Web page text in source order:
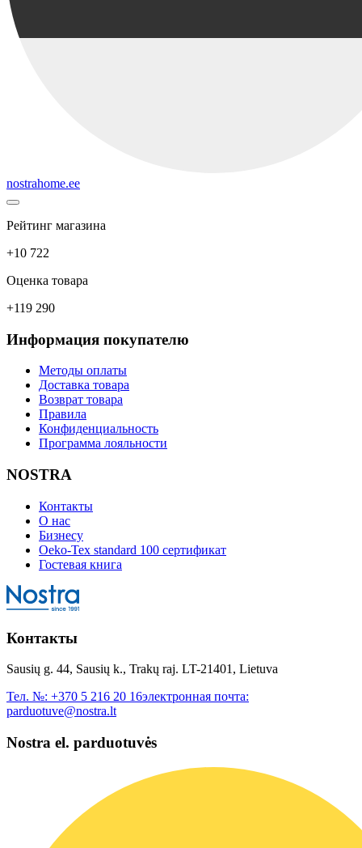
nostrahome.ee
Рейтинг магазина
+10 722
Оценка товара
+119 290
Информация покупателю
Методы оплаты
Доставка товара
Возврат товара
Правила
Конфиденциальность
Программа лояльности
NOSTRA
Контакты
О нас
Бизнесу
Oeko-Tex standard 100 сертификат
Гостевая книга
Контакты
Sausių g. 44, Sausių k., Trakų raj. LT-21401, Lietuva
Тел. №: +370 5 216 20 16электронная почта:
parduotuve@nostra.lt
Nostra el. parduotuvės